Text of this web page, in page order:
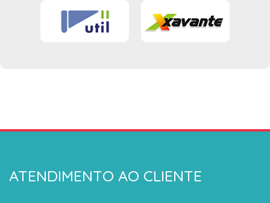
ATENDIMENTO AO CLIENTE